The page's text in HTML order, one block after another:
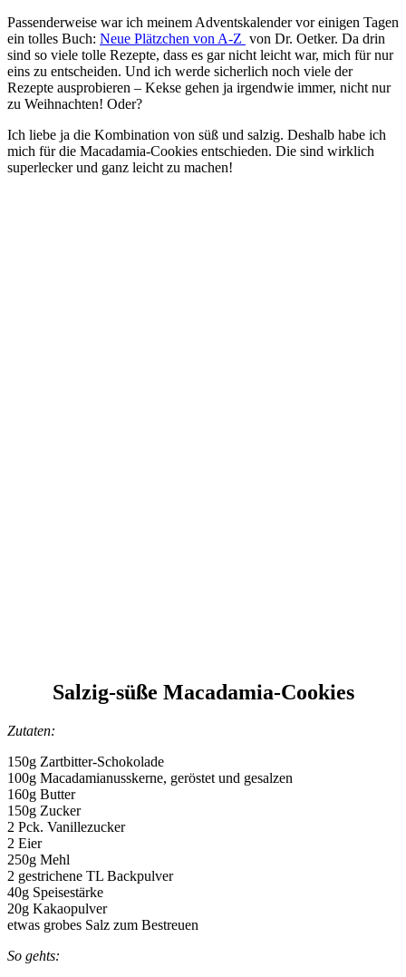
Passenderweise war ich meinem Adventskalender vor einigen Tagen
ein tolles Buch: Neue Plätzchen von A-Z von Dr. Oetker. Da drin
sind so viele tolle Rezepte, dass es gar nicht leicht war, mich für nur
eins zu entscheiden. Und ich werde sicherlich noch viele der
Rezepte ausprobieren – Kekse gehen ja irgendwie immer, nicht nur
zu Weihnachten! Oder?
Ich liebe ja die Kombination von süß und salzig. Deshalb habe ich
mich für die Macadamia-Cookies entschieden. Die sind wirklich
superlecker und ganz leicht zu machen!
Salzig-süße Macadamia-Cookies
Zutaten:
150g Zartbitter-Schokolade
100g Macadamianusskerne, geröstet und gesalzen
160g Butter
150g Zucker
2 Pck. Vanillezucker
2 Eier
250g Mehl
2 gestrichene TL Backpulver
40g Speisestärke
20g Kakaopulver
etwas grobes Salz zum Bestreuen
So gehts: